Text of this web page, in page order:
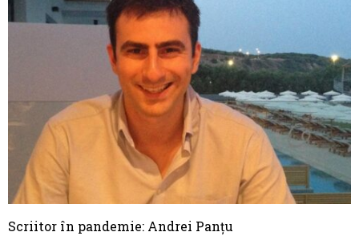
Scriitor în pandemie: Andrei Panțu